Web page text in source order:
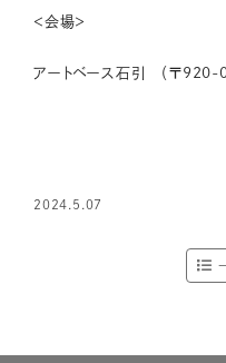
＜会場＞
アートベース石引 （〒920-
2024.5.07